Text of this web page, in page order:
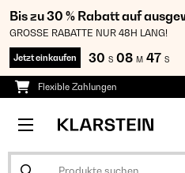
Bis zu 30 % Rabatt auf
GROSSE RABATTE NUR 48H LANG!
Jetzt einkaufen 30 S 08 M 47 S
Flexible Zahlungen